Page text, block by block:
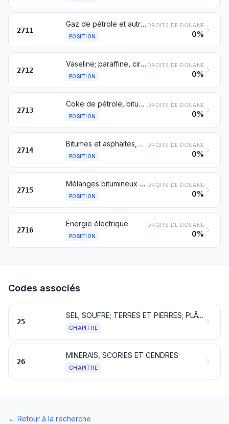
2711
Gaz de pétrole et autres hydrocarbures gazeux
POSITION
DROITS DE DOUANE
0%
2712
Vaseline; paraffine, cire de pétrole microcristalline, slack wax, ozokérite, cire de lignite, cire de tourbe, autres cires minérales et produits similaires obtenus par synthèse ou par d'autres procédés, même colorés
POSITION
DROITS DE DOUANE
0%
2713
Coke de pétrole, bitume de pétrole et autres résidus des huiles de pétrole ou de minéraux bitumineux
POSITION
DROITS DE DOUANE
0%
2714
Bitumes et asphaltes, naturels; schistes et sables bitumineux; asphaltites et roches asphaltiques
POSITION
DROITS DE DOUANE
0%
2715
Mélanges bitumineux à base d'asphalte ou de bitume naturels, de bitume de pétrole, de goudron minéral ou de brai de goudron minéral (mastics bitumineux, cut-backs, par exemple)
POSITION
DROITS DE DOUANE
0%
2716
Énergie électrique
POSITION
DROITS DE DOUANE
0%
Codes associés
25
SEL; SOUFRE; TERRES ET PIERRES; PLÂTRES, CHAUX ET CIMENTS
CHAPITRE
26
MINERAIS, SCORIES ET CENDRES
CHAPITRE
← Retour à la recherche